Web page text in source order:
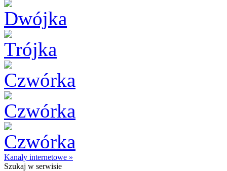
Kanały internetowe »
Szukaj w serwisie